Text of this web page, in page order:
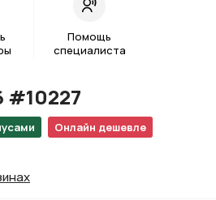
Помощь
специалиста
Онлайн дешевле
#10227